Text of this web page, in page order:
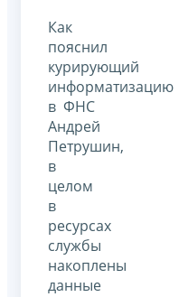
Как
пояснил
курирующий
информатизацию
в ФНС
Андрей
Петрушин,
в
целом
в
ресурсах
службы
накоплены
данные